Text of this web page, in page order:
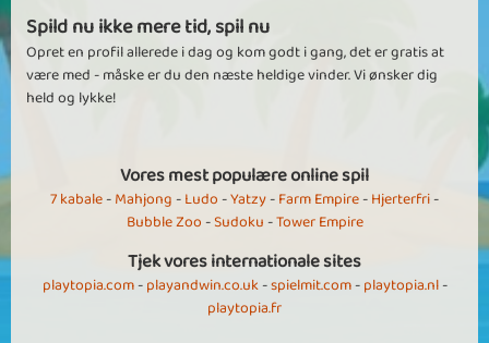
Spild nu ikke mere tid, spil nu
Opret en profil allerede i dag og kom godt i gang, det er gratis at
være med - måske er du den næste heldige vinder. Vi ønsker dig
held og lykke!
Vores mest populære online spil
7 kabale-Mahjong-Ludo-Yatzy-Farm Empire-Hjerterfri-
Bubble Zoo-Sudoku-Tower Empire
Tjek vores internationale sites
playtopia.com-playandwin.co.uk-spielmit.com-playtopia.nl-
playtopia.fr